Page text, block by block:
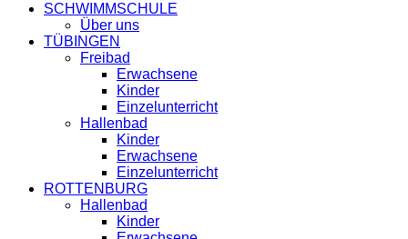
SCHWIMMSCHULE
Über uns
TÜBINGEN
Freibad
Erwachsene
Kinder
Einzelunterricht
Hallenbad
Kinder
Erwachsene
Einzelunterricht
ROTTENBURG
Hallenbad
Kinder